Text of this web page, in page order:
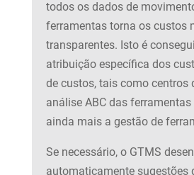
todos os dados de
ferramentas torna os custos
transparentes. Isto é
atribuição específica dos
de custos, tais como centros
análise ABC das
ainda mais a gestão de
Se necessário, o GTMS
automaticamente sugestões